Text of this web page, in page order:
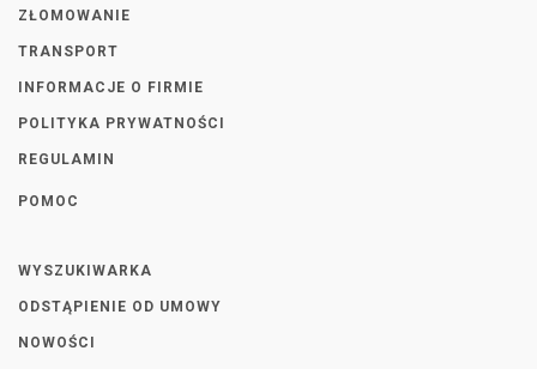
ZŁOMOWANIE
TRANSPORT
INFORMACJE O FIRMIE
POLITYKA PRYWATNOŚCI
REGULAMIN
POMOC
WYSZUKIWARKA
ODSTĄPIENIE OD UMOWY
NOWOŚCI